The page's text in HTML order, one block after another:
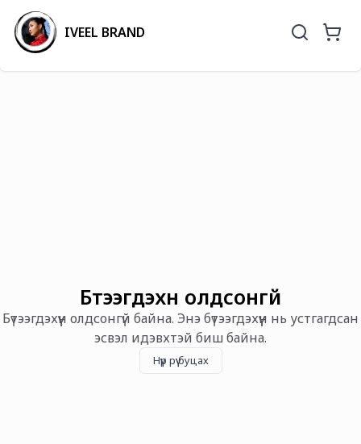
IVEEL BRAND
Бүтээгдэхүүн олдсонгүй
Бүтээгдэхүүн олдсонгүй байна. Энэ бүтээгдэхүүн нь устгагдсан
эсвэл идэвхтэй биш байна.
Нүүр рүү буцах